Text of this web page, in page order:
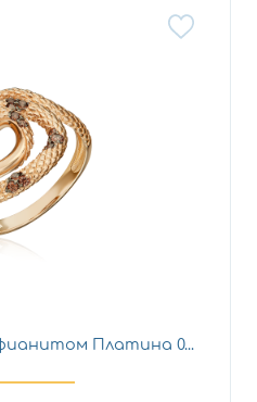
Платина 0...